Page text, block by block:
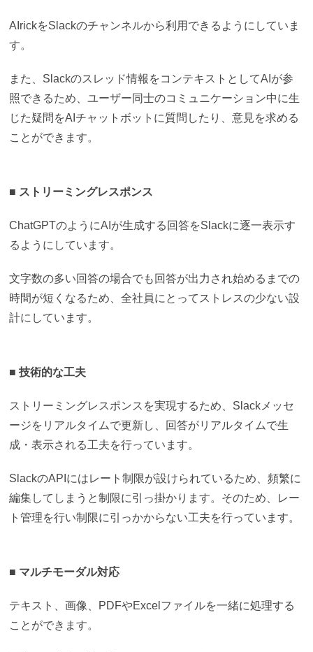
AIrickをSlackのチャンネルから利用できるようにしていま
す。
また、Slackのスレッド情報をコンテキストとしてAIが参
照できるため、ユーザー同士のコミュニケーション中に生
じた疑問をAIチャットボットに質問したり、意見を求める
ことができます。
■ ストリーミングレスポンス
ChatGPTのようにAIが生成する回答をSlackに逐一表示す
るようにしています。
文字数の多い回答の場合でも回答が出力され始めるまでの
時間が短くなるため、全社員にとってストレスの少ない設
計にしています。
■ 技術的な工夫
ストリーミングレスポンスを実現するため、 Slackメッセ
ージを リアルタイムで更新し、回答がリアルタイムで生
成・表示される工夫を行っています。
SlackのAPIにはレート制限が設けられているため、頻繁に
編集してしまうと制限に引っ掛かります。そのため、レー
ト管理を行い制限に引っかからない工夫を行っています。
■ マルチモーダル対応
テキスト、画像、PDFやExcelファイルを一緒に処理する
ことができます。